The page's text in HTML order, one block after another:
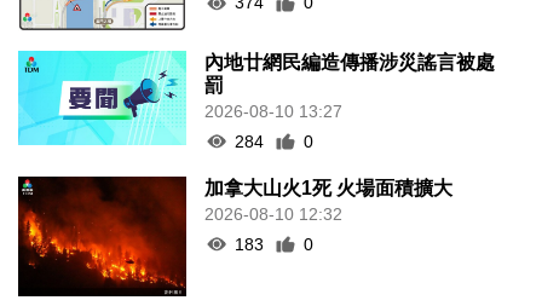
內地廿網民編造傳播涉災謠言被處
罰
2026-08-10 13:27
284
0
加拿大山火1死 火場面積擴大
2026-08-10 12:32
183
0